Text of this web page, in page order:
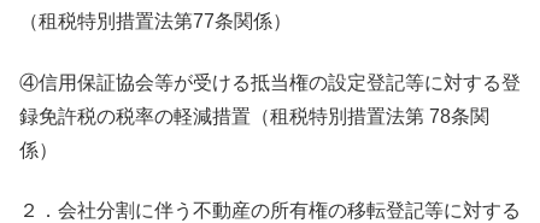
（租税特別措置法第77条関係）
④信用保証協会等が受ける抵当権の設定登記等に対する登
録免許税の税率の軽減措置（租税特別措置法第 78条関
係）
２．会社分割に伴う不動産の所有権の移転登記等に対する